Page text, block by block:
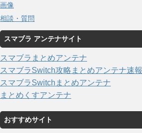
画像
相談・質問
スマブラ アンテナサイト
スマブラまとめアンテナ
スマブラSwitch攻略まとめアンテナ速報
スマブラSwitchまとめアンテナ
まとめくすアンテナ
おすすめサイト